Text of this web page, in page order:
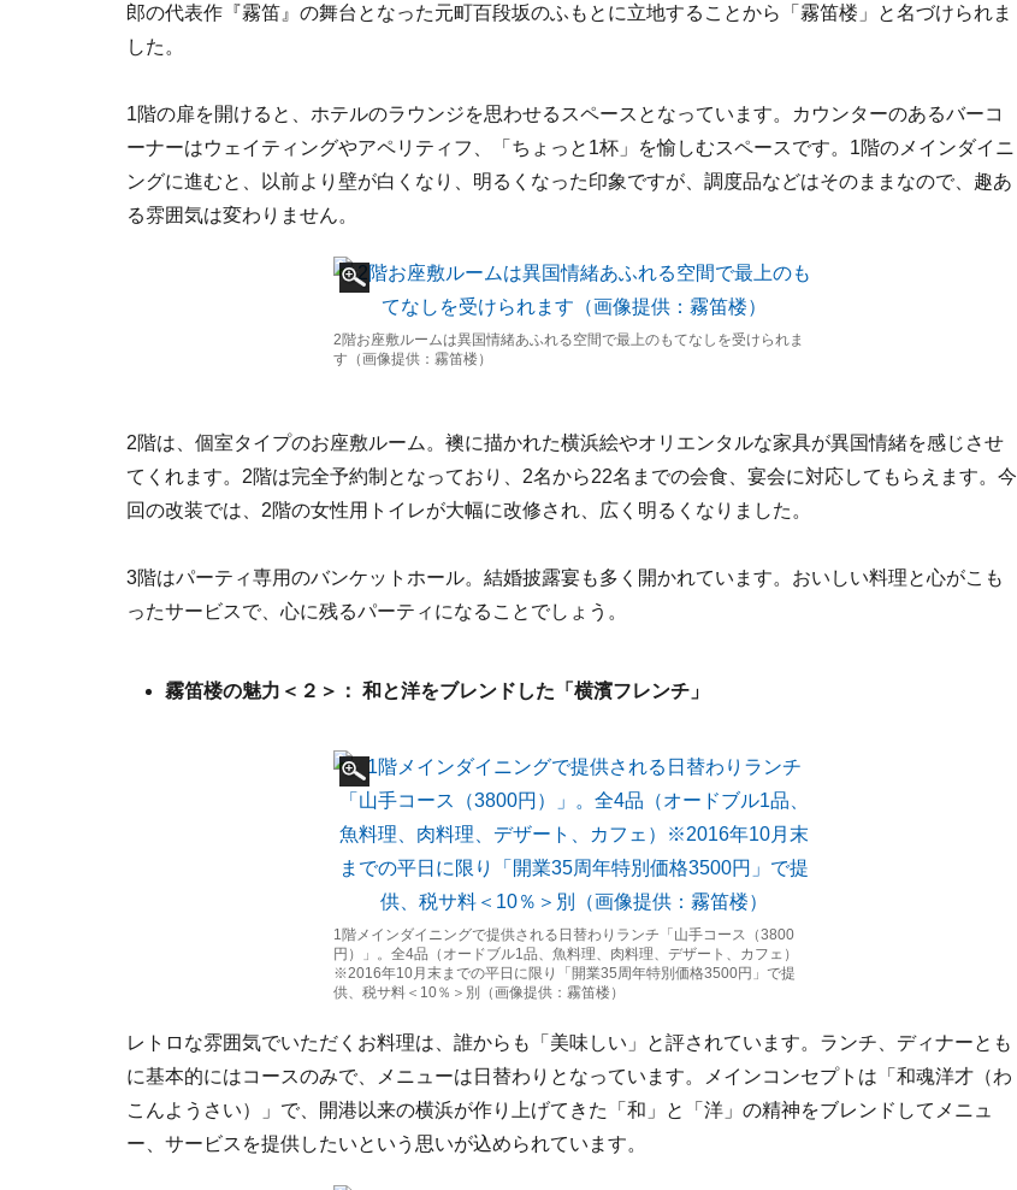
郎の代表作『霧笛』の舞台となった元町百段坂のふもとに立地することから「霧笛楼」と名づけられま
した。
1階の扉を開けると、ホテルのラウンジを思わせるスペースとなっています。カウンターのあるバーコ
ーナーはウェイティングやアペリティフ、「ちょっと1杯」を愉しむスペースです。1階のメインダイニ
ングに進むと、以前より壁が白くなり、明るくなった印象ですが、調度品などはそのままなので、趣あ
る雰囲気は変わりません。
2階お座敷ルームは異国情緒あふれる空間で最上のもてなしを受けられま
す（画像提供：霧笛楼）
2階は、個室タイプのお座敷ルーム。襖に描かれた横浜絵やオリエンタルな家具が異国情緒を感じさせ
てくれます。2階は完全予約制となっており、2名から22名までの会食、宴会に対応してもらえます。今
回の改装では、2階の女性用トイレが大幅に改修され、広く明るくなりました。
3階はパーティ専用のバンケットホール。結婚披露宴も多く開かれています。おいしい料理と心がこも
ったサービスで、心に残るパーティになることでしょう。
霧笛楼の魅力＜２＞： 和と洋をブレンドした「横濱フレンチ」
1階メインダイニングで提供される日替わりランチ「山手コース（3800
円）」。全4品（オードブル1品、魚料理、肉料理、デザート、カフェ）
※2016年10月末までの平日に限り「開業35周年特別価格3500円」で提
供、税サ料＜10％＞別（画像提供：霧笛楼）
レトロな雰囲気でいただくお料理は、誰からも「美味しい」と評されています。ランチ、ディナーとも
に基本的にはコースのみで、メニューは日替わりとなっています。メインコンセプトは「和魂洋才（わ
こんようさい）」で、開港以来の横浜が作り上げてきた「和」と「洋」の精神をブレンドしてメニュ
ー、サービスを提供したいという思いが込められています。